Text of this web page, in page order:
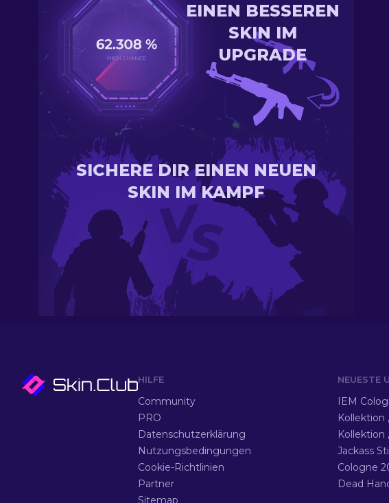
EINEN BESSEREN
SKIN IM
UPGRADE
SICHERE DIR EINEN NEUEN
SKIN IM KAMPF
HILFE
Community
PRO
Datenschutzerklärung
Nutzungsbedingungen
Cookie-Richtlinien
Partner
Sitemap
NEUESTE
IEM
Kollektion
Kollektion
Jackass
Cologne
Dead